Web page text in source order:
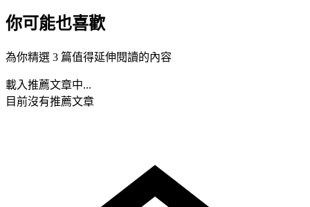
你可能也喜歡
為你精選 3 篇值得延伸閱讀的內容
載入推薦文章中...
目前沒有推薦文章